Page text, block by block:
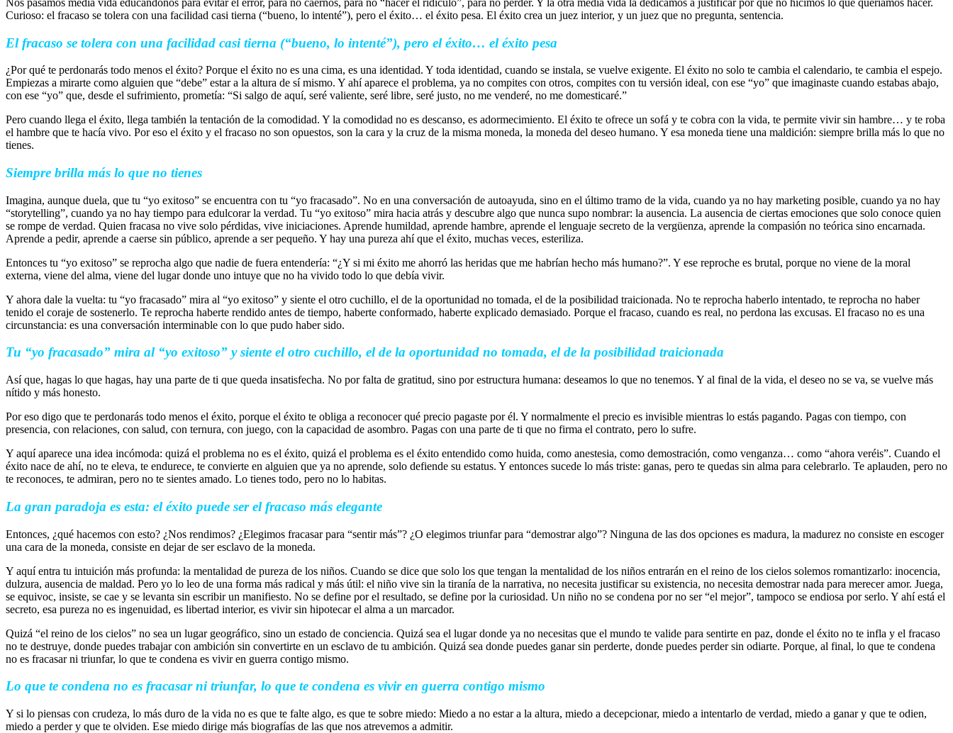
Curioso: el fracaso se tolera con una facilidad casi tierna (“bueno, lo intenté”), pero el éxito… el éxito pesa. El éxito crea un juez interior, y un juez que no pregunta, sentencia.
El fracaso se tolera con una facilidad casi tierna (“bueno, lo intenté”), pero el éxito… el éxito pesa
¿Por qué te perdonarás todo menos el éxito? Porque el éxito no es una cima, es una identidad. Y toda identidad, cuando se instala, se vuelve exigente. El éxito no solo te cambia el calendario, te cambia el espejo.
Empiezas a mirarte como alguien que “debe” estar a la altura de sí mismo. Y ahí aparece el problema, ya no compites con otros, compites con tu versión ideal, con ese “yo” que imaginaste cuando estabas abajo,
con ese “yo” que, desde el sufrimiento, prometía: “Si salgo de aquí, seré valiente, seré libre, seré justo, no me venderé, no me domesticaré.”
Pero cuando llega el éxito, llega también la tentación de la comodidad. Y la comodidad no es descanso, es adormecimiento. El éxito te ofrece un sofá y te cobra con la vida, te permite vivir sin hambre… y te roba
el hambre que te hacía vivo. Por eso el éxito y el fracaso no son opuestos, son la cara y la cruz de la misma moneda, la moneda del deseo humano. Y esa moneda tiene una maldición: siempre brilla más lo que no
tienes.
Siempre brilla más lo que no tienes
Imagina, aunque duela, que tu “yo exitoso” se encuentra con tu “yo fracasado”. No en una conversación de autoayuda, sino en el último tramo de la vida, cuando ya no hay marketing posible, cuando ya no hay
“storytelling”, cuando ya no hay tiempo para edulcorar la verdad. Tu “yo exitoso” mira hacia atrás y descubre algo que nunca supo nombrar: la ausencia. La ausencia de ciertas emociones que solo conoce quien
se rompe de verdad. Quien fracasa no vive solo pérdidas, vive iniciaciones. Aprende humildad, aprende hambre, aprende el lenguaje secreto de la vergüenza, aprende la compasión no teórica sino encarnada.
Aprende a pedir, aprende a caerse sin público, aprende a ser pequeño. Y hay una pureza ahí que el éxito, muchas veces, esteriliza.
Entonces tu “yo exitoso” se reprocha algo que nadie de fuera entendería: “¿Y si mi éxito me ahorró las heridas que me habrían hecho más humano?”. Y ese reproche es brutal, porque no viene de la moral
externa, viene del alma, viene del lugar donde uno intuye que no ha vivido todo lo que debía vivir.
Y ahora dale la vuelta: tu “yo fracasado” mira al “yo exitoso” y siente el otro cuchillo, el de la oportunidad no tomada, el de la posibilidad traicionada. No te reprocha haberlo intentado, te reprocha no haber
tenido el coraje de sostenerlo. Te reprocha haberte rendido antes de tiempo, haberte conformado, haberte explicado demasiado. Porque el fracaso, cuando es real, no perdona las excusas. El fracaso no es una
circunstancia: es una conversación interminable con lo que pudo haber sido.
Tu “yo fracasado” mira al “yo exitoso” y siente el otro cuchillo, el de la oportunidad no tomada, el de la posibilidad traicionada
Así que, hagas lo que hagas, hay una parte de ti que queda insatisfecha. No por falta de gratitud, sino por estructura humana: deseamos lo que no tenemos. Y al final de la vida, el deseo no se va, se vuelve más
nítido y más honesto.
Por eso digo que te perdonarás todo menos el éxito, porque el éxito te obliga a reconocer qué precio pagaste por él. Y normalmente el precio es invisible mientras lo estás pagando. Pagas con tiempo, con
presencia, con relaciones, con salud, con ternura, con juego, con la capacidad de asombro. Pagas con una parte de ti que no firma el contrato, pero lo sufre.
Y aquí aparece una idea incómoda: quizá el problema no es el éxito, quizá el problema es el éxito entendido como huida, como anestesia, como demostración, como venganza… como “ahora veréis”. Cuando el
éxito nace de ahí, no te eleva, te endurece, te convierte en alguien que ya no aprende, solo defiende su estatus. Y entonces sucede lo más triste: ganas, pero te quedas sin alma para celebrarlo. Te aplauden, pero no
te reconoces, te admiran, pero no te sientes amado. Lo tienes todo, pero no lo habitas.
La gran paradoja es esta: el éxito puede ser el fracaso más elegante
Entonces, ¿qué hacemos con esto? ¿Nos rendimos? ¿Elegimos fracasar para “sentir más”? ¿O elegimos triunfar para “demostrar algo”? Ninguna de las dos opciones es madura, la madurez no consiste en escoger
una cara de la moneda, consiste en dejar de ser esclavo de la moneda.
Y aquí entra tu intuición más profunda: la mentalidad de pureza de los niños. Cuando se dice que solo los que tengan la mentalidad de los niños entrarán en el reino de los cielos solemos romantizarlo: inocencia,
dulzura, ausencia de maldad. Pero yo lo leo de una forma más radical y más útil: el niño vive sin la tiranía de la narrativa, no necesita justificar su existencia, no necesita demostrar nada para merecer amor. Juega,
se equivoc, insiste, se cae y se levanta sin escribir un manifiesto. No se define por el resultado, se define por la curiosidad. Un niño no se condena por no ser “el mejor”, tampoco se endiosa por serlo. Y ahí está el
secreto, esa pureza no es ingenuidad, es libertad interior, es vivir sin hipotecar el alma a un marcador.
Quizá “el reino de los cielos” no sea un lugar geográfico, sino un estado de conciencia. Quizá sea el lugar donde ya no necesitas que el mundo te valide para sentirte en paz, donde el éxito no te infla y el fracaso
no te destruye, donde puedes trabajar con ambición sin convertirte en un esclavo de tu ambición. Quizá sea donde puedes ganar sin perderte, donde puedes perder sin odiarte. Porque, al final, lo que te condena
no es fracasar ni triunfar, lo que te condena es vivir en guerra contigo mismo.
Lo que te condena no es fracasar ni triunfar, lo que te condena es vivir en guerra contigo mismo
Y si lo piensas con crudeza, lo más duro de la vida no es que te falte algo, es que te sobre miedo: Miedo a no estar a la altura, miedo a decepcionar, miedo a intentarlo de verdad, miedo a ganar y que te odien,
miedo a perder y que te olviden. Ese miedo dirige más biografías de las que nos atrevemos a admitir.